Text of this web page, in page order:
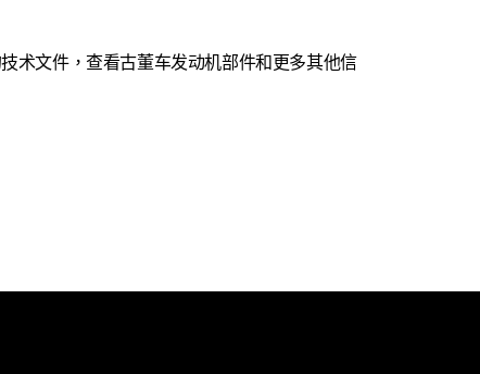
术文件，查看古董车发动机部件和更多其他信